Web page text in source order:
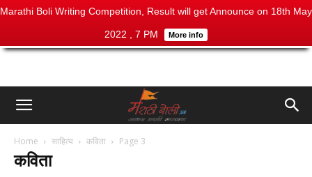
Marathi Boli Writing Competition, Result will get Announce on 18th May
2022 , 7 PM More info
Home साहित्य कविता Page 3
कविता